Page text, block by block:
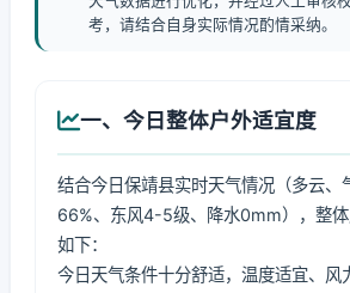
考，请结合自身实际情况酌情采纳。
一、今日整体户外适宜度
结合今日保靖县实时天气情况（多云
66%、东风4-5级、降水0mm），整
如下：
今日天气条件十分舒适，温度适宜、风